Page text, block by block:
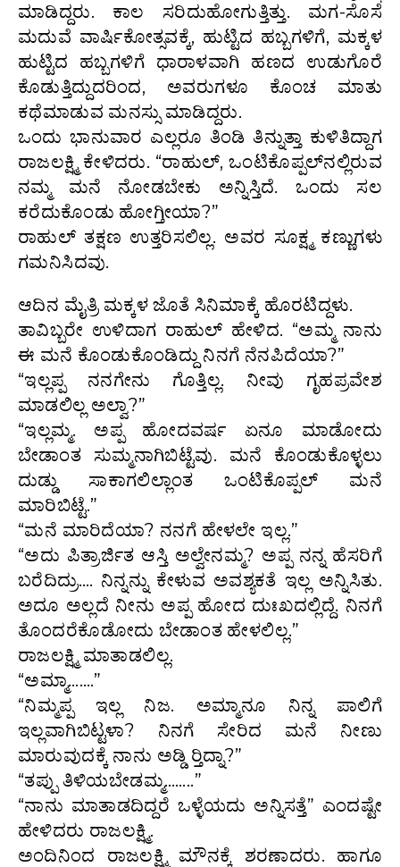
ಮಾಡಿದ್ದರು. ಕಾಲ ಸರಿದುಹೋಗುತ್ತಿತ್ತು. ಮಗ-ಸೊಸೆ
ಮದುವೆ ವಾರ್ಷಿಕೋತ್ಸವಕ್ಕೆ, ಹುಟ್ಟಿದ ಹಬ್ಬಗಳಿಗೆ, ಮಕ್ಕಳ
ಹುಟ್ಟಿದ ಹಬ್ಬಗಳಿಗೆ ಧಾರಾಳವಾಗಿ ಹಣದ ಉಡುಗೊರೆ
ಕೊಡುತ್ತಿದ್ದುದರಿಂದ, ಅವರುಗಳೂ ಕೊಂಚ ಮಾತು
ಕಥೆಮಾಡುವ ಮನಸ್ಸು ಮಾಡಿದ್ದರು.
ಒಂದು ಭಾನುವಾರ ಎಲ್ಲರೂ ತಿಂಡಿ ತಿನ್ನುತ್ತಾ ಕುಳಿತಿದ್ದಾಗ
ರಾಜಲಕ್ಷ್ಮಿ ಕೇಳಿದರು. “ರಾಹುಲ್, ಒಂಟಿಕೊಪ್ಪಲ್‌ನಲ್ಲಿರುವ
ನಮ್ಮ ಮನೆ ನೋಡಬೇಕು ಅನ್ನಿಸ್ತಿದೆ. ಒಂದು ಸಲ
ಕರೆದುಕೊಂಡು ಹೋಗ್ತೀಯಾ?”
ರಾಹುಲ್ ತಕ್ಷಣ ಉತ್ತರಿಸಲಿಲ್ಲ. ಅವರ ಸೂಕ್ಷ್ಮ ಕಣ್ಣುಗಳು
ಗಮನಿಸಿದವು.
ಆದಿನ ಮೈತ್ರಿ ಮಕ್ಕಳ ಜೊತೆ ಸಿನಿಮಾಕ್ಕೆ ಹೊರಟಿದ್ದಳು.
ತಾವಿಬ್ಬರೇ ಉಳಿದಾಗ ರಾಹುಲ್ ಹೇಳಿದ. “ಅಮ್ಮ ನಾನು
ಈ ಮನೆ ಕೊಂಡುಕೊಂಡಿದ್ದು ನಿನಗೆ ನೆನಪಿದೆಯಾ?”
“ಇಲ್ಲಪ್ಪ ನನಗೇನು ಗೊತ್ತಿಲ್ಲ. ನೀವು ಗೃಹಪ್ರವೇಶ
ಮಾಡಲಿಲ್ಲ ಅಲ್ವಾ?”
“ಇಲ್ಲಮ್ಮ. ಅಪ್ಪ ಹೋದವರ್ಷ ಏನೂ ಮಾಡೋದು
ಬೇಡಾಂತ ಸುಮ್ಮನಾಗಿಬಿಟ್ಟೆವು. ಮನೆ ಕೊಂಡುಕೊಳ್ಳಲು
ದುಡ್ಡು ಸಾಕಾಗಲಿಲ್ಲಾಂತ ಒಂಟಿಕೊಪ್ಪಲ್ ಮನೆ
ಮಾರಿಬಿಟ್ಟೆ.”
“ಮನೆ ಮಾರಿದೆಯಾ? ನನಗೆ ಹೇಳಲೇ ಇಲ್ಲ.”
“ಅದು ಪಿತ್ರಾರ್ಜಿತ ಆಸ್ತಿ ಅಲ್ವೇನಮ್ಮ? ಅಪ್ಪ ನನ್ನ ಹೆಸರಿಗೆ
ಬರೆದಿದ್ರು…. ನಿನ್ನನ್ನು ಕೇಳುವ ಅವಶ್ಯಕತೆ ಇಲ್ಲ ಅನ್ನಿಸಿತು.
ಅದೂ ಅಲ್ಲದೆ ನೀನು ಅಪ್ಪ ಹೋದ ದುಃಖದಲ್ಲಿದ್ದೆ. ನಿನಗೆ
ತೊಂದರೆಕೊಡೋದು ಬೇಡಾಂತ ಹೇಳಲಿಲ್ಲ.”
ರಾಜಲಕ್ಷ್ಮಿ ಮಾತಾಡಲಿಲ್ಲ.
“ಅಮ್ಮಾ…….”
“ನಿಮ್ಮಪ್ಪ ಇಲ್ಲ ನಿಜ. ಅಮ್ಮಾನೂ ನಿನ್ನ ಪಾಲಿಗೆ
ಇಲ್ಲವಾಗಿಬಿಟ್ಟಳಾ? ನಿನಗೆ ಸೇರಿದ ಮನೆ ನೀಣು
ಮಾರುವುದಕ್ಕೆ ನಾನು ಅಡ್ಡಿ ರ‍್ತಿದ್ನಾ?”
“ತಪ್ಪು ತಿಳಿಯಬೇಡಮ್ಮ……..”
“ನಾನು ಮಾತಾಡದಿದ್ದರೆ ಒಳ್ಳೆಯದು ಅನ್ನಿಸತ್ತೆ” ಎಂದಷ್ಟೇ
ಹೇಳಿದರು ರಾಜಲಕ್ಷ್ಮಿ.
ಅಂದಿನಿಂದ ರಾಜಲಕ್ಷ್ಮಿ ಮೌನಕ್ಕೆ ಶರಣಾದರು. ಹಾಗೂ